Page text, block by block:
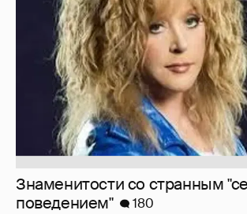
Знаменитости со странным
поведением"
180